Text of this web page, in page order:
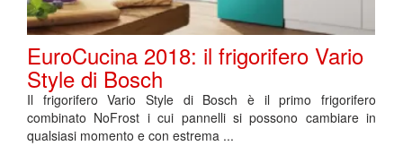
EuroCucina 2018: il frigorifero Vario
Style di Bosch
Il frigorifero Vario Style di Bosch è il primo frigorifero
combinato NoFrost i cui pannelli si possono cambiare in
qualsiasi momento e con estrema ...